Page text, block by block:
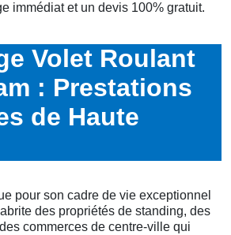
immédiat et un devis 100% gratuit.
Volet Roulant
: Prestations
de Haute
pour son cadre de vie exceptionnel
des propriétés de standing, des
commerces de centre-ville qui